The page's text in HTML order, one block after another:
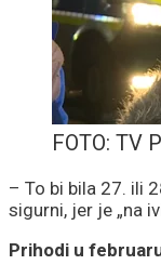
FOTO: TV
– To bi bila 27. ili
sigurni, jer je „na
Prihodi u